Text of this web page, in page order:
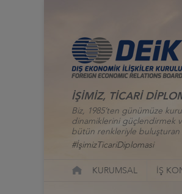
İŞİMİZ, TİCARİ
Biz, 1985’ten günümüze
dinamiklerini güçlendirmek
bütün renkleriyle
#İşimizTicariDiplomasi
KURUMSAL İŞ